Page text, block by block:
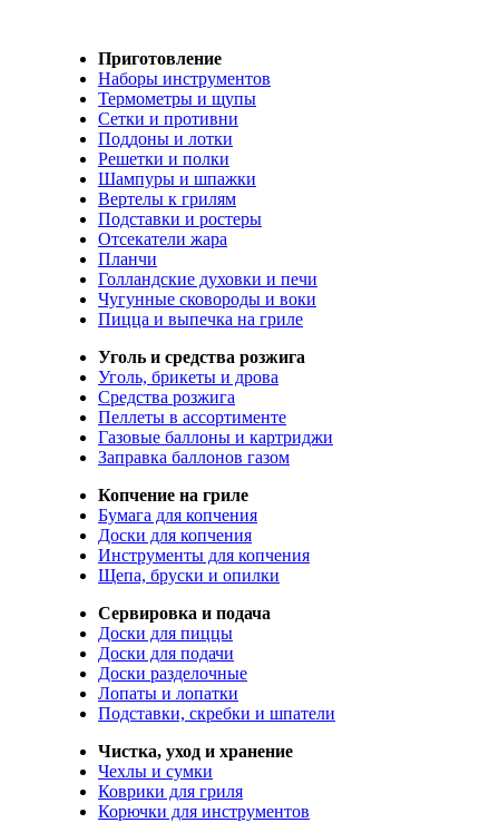
Приготовление
Наборы инструментов
Термометры и щупы
Сетки и противни
Поддоны и лотки
Решетки и полки
Шампуры и шпажки
Вертелы к грилям
Подставки и ростеры
Отсекатели жара
Планчи
Голландские духовки и печи
Чугунные сковороды и воки
Пицца и выпечка на гриле
Уголь и средства розжига
Уголь, брикеты и дрова
Средства розжига
Пеллеты в ассортименте
Газовые баллоны и картриджи
Заправка баллонов газом
Копчение на гриле
Бумага для копчения
Доски для копчения
Инструменты для копчения
Щепа, бруски и опилки
Сервировка и подача
Доски для пиццы
Доски для подачи
Доски разделочные
Лопаты и лопатки
Подставки, скребки и шпатели
Чистка, уход и хранение
Чехлы и сумки
Коврики для гриля
Корючки для инструментов